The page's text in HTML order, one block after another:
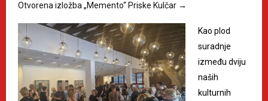
Otvorena izložba „Memento“ Priske Kulčar →
Kao plod
suradnje
između dviju
naših
kulturnih